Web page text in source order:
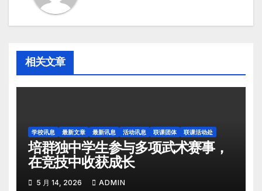
相关文章
学校讯息 最新文章 最新讯息 活动讯息 联课团体 联课活动处
培群独中学生参与多项武术赛事，
在竞技中收获成长
5 月 14, 2026 ADMIN